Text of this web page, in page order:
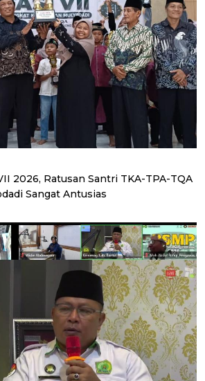
2026, Ratusan Santri TKA-TPA-TQA
Sangat Antusias